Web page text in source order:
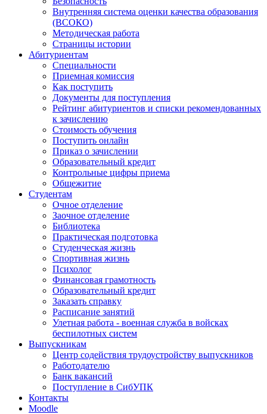
Внутренняя система оценки качества образования
(ВСОКО)
Методическая работа
Страницы истории
Абитуриентам
Специальности
Приемная комиссия
Как поступить
Документы для поступления
Рейтинг абитуриентов и списки рекомендованных
к зачислению
Стоимость обучения
Поступить онлайн
Приказ о зачислении
Образовательный кредит
Контрольные цифры приема
Общежитие
Студентам
Очное отделение
Заочное отделение
Библиотека
Практическая подготовка
Студенческая жизнь
Спортивная жизнь
Психолог
Финансовая грамотность
Образовательный кредит
Заказать справку
Расписание занятий
Улетная работа - военная служба в войсках
беспилотных систем
Выпускникам
Центр содействия трудоустройству выпускников
Работодателю
Банк вакансий
Поступление в СибУПК
Контакты
Moodle